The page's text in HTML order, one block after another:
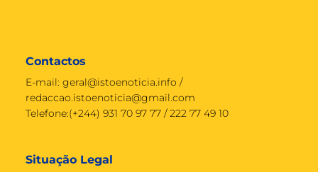
Contactos
E-mail: geral@istoenoticia.info /
redaccao.istoenoticia@gmail.com
Telefone:(+244) 931 70 97 77 / 222 77 49 10
Situação Legal